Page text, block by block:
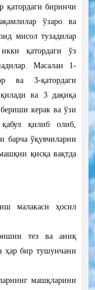
қатордаги биринчи
ўзаро ва
мисол тузадилар
қатордаги ўз
Масалан 1-
ва 3-қатордаги
ва 3 дақиқа
керак ва ўзи
қилиб олиб,
барча ўқувчиларни
қисқа вақтда
малакаси ҳосил
тез ва
аниқ
ҳар бир тушунчани
машқларини